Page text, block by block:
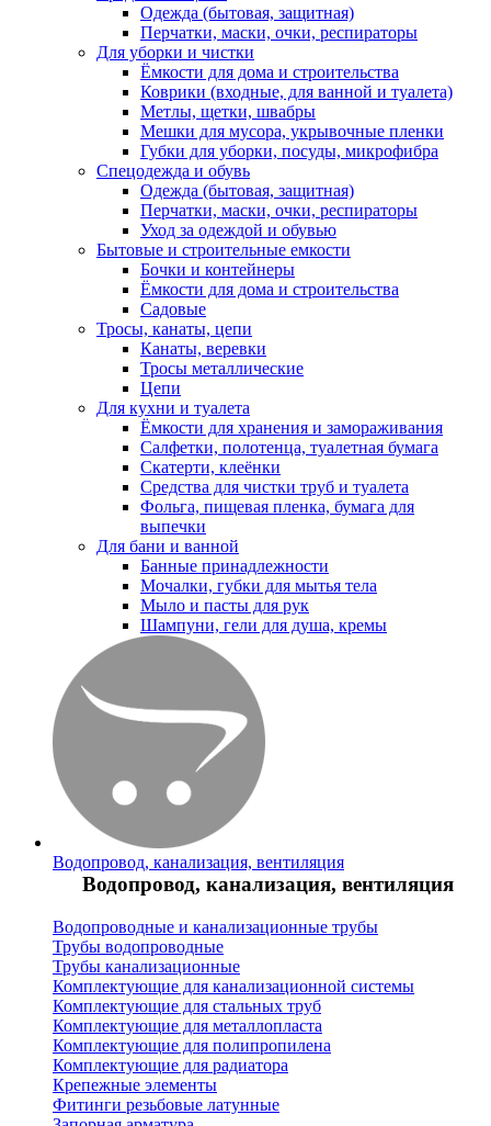
Одежда (бытовая, защитная)
Перчатки, маски, очки, респираторы
Для уборки и чистки
Ёмкости для дома и строительства
Коврики (входные, для ванной и туалета)
Метлы, щетки, швабры
Мешки для мусора, укрывочные пленки
Губки для уборки, посуды, микрофибра
Спецодежда и обувь
Одежда (бытовая, защитная)
Перчатки, маски, очки, респираторы
Уход за одеждой и обувью
Бытовые и строительные емкости
Бочки и контейнеры
Ёмкости для дома и строительства
Садовые
Тросы, канаты, цепи
Канаты, веревки
Тросы металлические
Цепи
Для кухни и туалета
Ёмкости для хранения и замораживания
Салфетки, полотенца, туалетная бумага
Скатерти, клеёнки
Средства для чистки труб и туалета
Фольга, пищевая пленка, бумага для
выпечки
Для бани и ванной
Банные принадлежности
Мочалки, губки для мытья тела
Мыло и пасты для рук
Шампуни, гели для душа, кремы
Водопровод, канализация, вентиляция
Водопровод, канализация, вентиляция
Водопроводные и канализационные трубы
Трубы водопроводные
Трубы канализационные
Комплектующие для канализационной системы
Комплектующие для стальных труб
Комплектующие для металлопласта
Комплектующие для полипропилена
Комплектующие для радиатора
Крепежные элементы
Фитинги резьбовые латунные